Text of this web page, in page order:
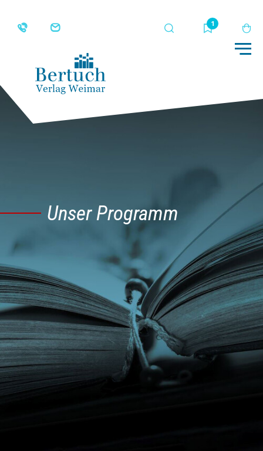
Merkliste
Unser Programm